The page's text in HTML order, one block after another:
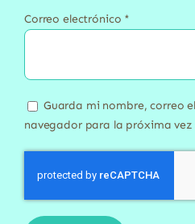
Correo electrónico *
Guarda mi nombre, correo
navegador para la próxima vez